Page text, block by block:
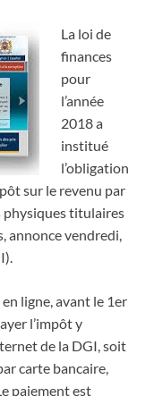
La loi de
finances
pour
l’année
2018 a
institué
l’obligation
sur le revenu par
physiques titulaires
annonce vendredi,
ligne, avant le 1er
l’impôt y
de la DGI, soit
carte bancaire,
paiement est